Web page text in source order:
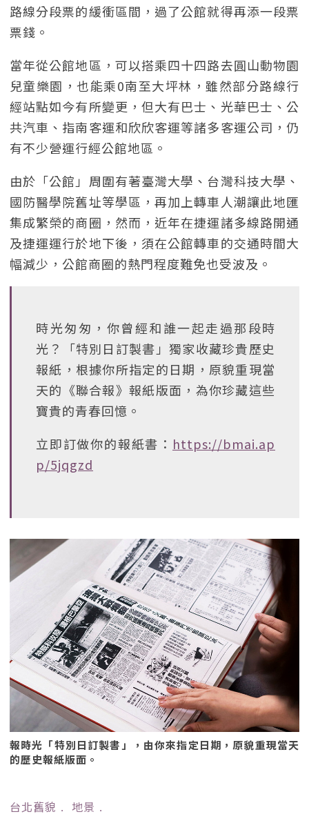
路線分段票的緩衝區間，過了公館就得再添一段票
票錢。
當年從公館地區，可以搭乘四十四路去圓山動物園
兒童樂園，也能乘0南至大坪林，雖然部分路線行
經站點如今有所變更，但大有巴士、光華巴士、公
共汽車、指南客運和欣欣客運等諸多客運公司，仍
有不少營運行經公館地區。
由於「公館」周圍有著臺灣大學、台灣科技大學、
國防醫學院舊址等學區，再加上轉車人潮讓此地匯
集成繁榮的商圈，然而，近年在捷運諸多線路開通
及捷運運行於地下後，須在公館轉車的交通時間大
幅減少，公館商圈的熱門程度難免也受波及。
時光匆匆，你曾經和誰一起走過那段時
光？「特別日訂製書」獨家收藏珍貴歷史
報紙，根據你所指定的日期，原貌重現當
天的《聯合報》報紙版面，為你珍藏這些
寶貴的青春回憶。
立即訂做你的報紙書： https://bmai.ap
p/5jqgzd
報時光「特別日訂製書」，由你來指定日期，原貌重現當天
的歷史報紙版面。
台北舊貌 ﹒ 地景 ﹒